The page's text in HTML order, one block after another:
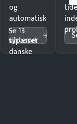
og
automatisk
—
tilpasset
danske
Se 13
systemer